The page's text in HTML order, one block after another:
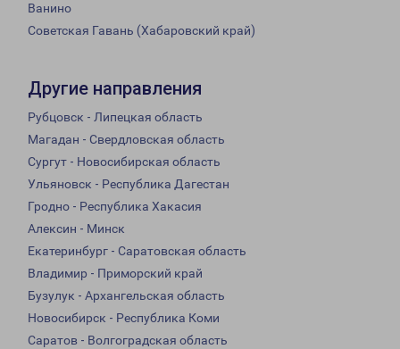
Ванино
Советская Гавань (Хабаровский край)
Другие направления
Рубцовск - Липецкая область
Магадан - Свердловская область
Сургут - Новосибирская область
Ульяновск - Республика Дагестан
Гродно - Республика Хакасия
Алексин - Минск
Екатеринбург - Саратовская область
Владимир - Приморский край
Бузулук - Архангельская область
Новосибирск - Республика Коми
Саратов - Волгоградская область